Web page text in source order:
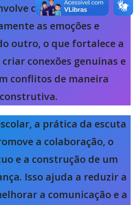
compreender
as emoções e
outro, o que fortalece a
conexões genuínas e
conflitos de maneira
construtiva.
a prática da escuta
a colaboração, o
e a construção de um
Isso ajuda a reduzir a
a comunicação e a